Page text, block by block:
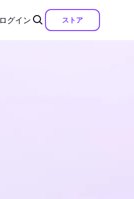
ログイン ストア